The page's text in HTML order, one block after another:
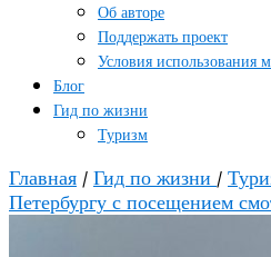
Об авторе
Поддержать проект
Условия использования
Блог
Гид по жизни
Туризм
Главная / Гид по жизни /
Петербургу с посещением